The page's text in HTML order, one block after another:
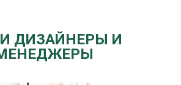
ДИЗАЙНЕРЫ И